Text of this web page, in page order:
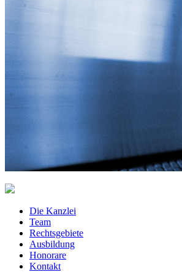
Die Kanzlei
Team
Rechtsgebiete
Ausbildung
Honorare
Kontakt